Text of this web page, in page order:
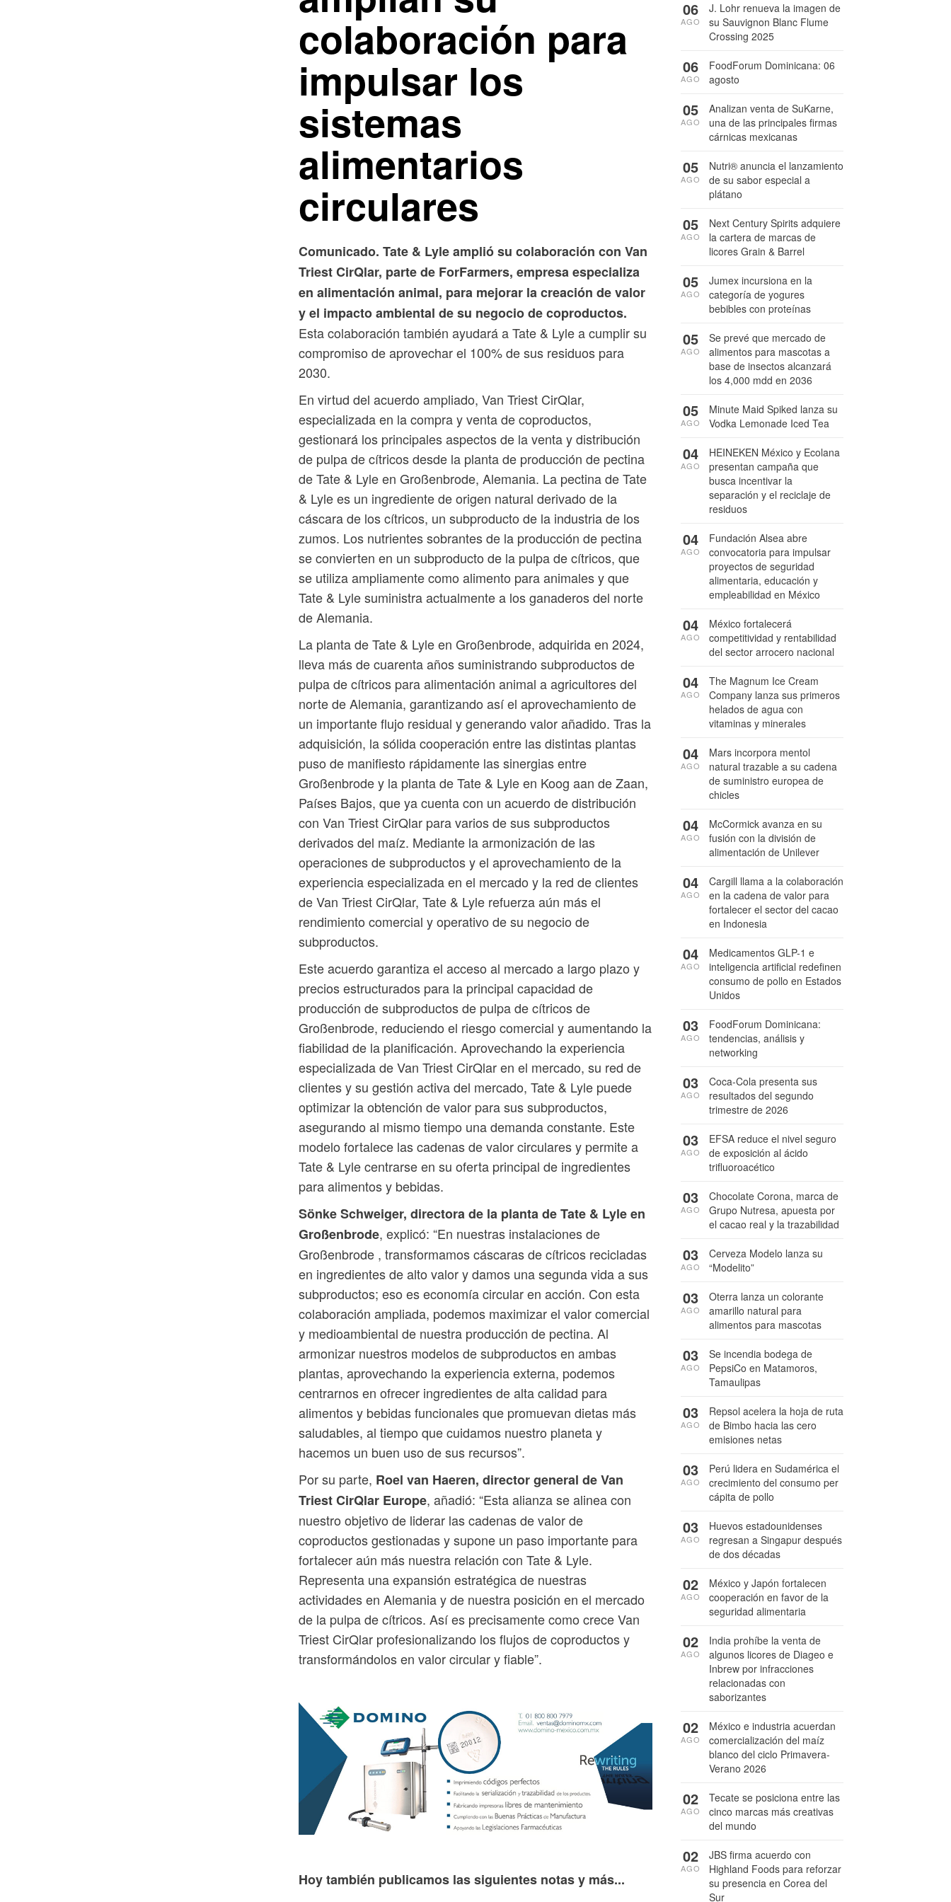
colaboración para
impulsar los
sistemas
alimentarios
circulares
Comunicado. Tate & Lyle amplió su colaboración con Van
Triest CirQlar, parte de ForFarmers, empresa especializa
en alimentación animal, para mejorar la creación de valor
y el impacto ambiental de su negocio de coproductos.
Esta colaboración también ayudará a Tate & Lyle a cumplir su
compromiso de aprovechar el 100% de sus residuos para
2030.
En virtud del acuerdo ampliado, Van Triest CirQlar,
especializada en la compra y venta de coproductos,
gestionará los principales aspectos de la venta y distribución
de pulpa de cítricos desde la planta de producción de pectina
de Tate & Lyle en Großenbrode, Alemania. La pectina de Tate
& Lyle es un ingrediente de origen natural derivado de la
cáscara de los cítricos, un subproducto de la industria de los
zumos. Los nutrientes sobrantes de la producción de pectina
se convierten en un subproducto de la pulpa de cítricos, que
se utiliza ampliamente como alimento para animales y que
Tate & Lyle suministra actualmente a los ganaderos del norte
de Alemania.
La planta de Tate & Lyle en Großenbrode, adquirida en 2024,
lleva más de cuarenta años suministrando subproductos de
pulpa de cítricos para alimentación animal a agricultores del
norte de Alemania, garantizando así el aprovechamiento de
un importante flujo residual y generando valor añadido. Tras la
adquisición, la sólida cooperación entre las distintas plantas
puso de manifiesto rápidamente las sinergias entre
Großenbrode y la planta de Tate & Lyle en Koog aan de Zaan,
Países Bajos, que ya cuenta con un acuerdo de distribución
con Van Triest CirQlar para varios de sus subproductos
derivados del maíz. Mediante la armonización de las
operaciones de subproductos y el aprovechamiento de la
experiencia especializada en el mercado y la red de clientes
de Van Triest CirQlar, Tate & Lyle refuerza aún más el
rendimiento comercial y operativo de su negocio de
subproductos.
Este acuerdo garantiza el acceso al mercado a largo plazo y
precios estructurados para la principal capacidad de
producción de subproductos de pulpa de cítricos de
Großenbrode, reduciendo el riesgo comercial y aumentando la
fiabilidad de la planificación. Aprovechando la experiencia
especializada de Van Triest CirQlar en el mercado, su red de
clientes y su gestión activa del mercado, Tate & Lyle puede
optimizar la obtención de valor para sus subproductos,
asegurando al mismo tiempo una demanda constante. Este
modelo fortalece las cadenas de valor circulares y permite a
Tate & Lyle centrarse en su oferta principal de ingredientes
para alimentos y bebidas.
Sönke Schweiger, directora de la planta de Tate & Lyle en
Großenbrode, explicó: “En nuestras instalaciones de
Großenbrode , transformamos cáscaras de cítricos recicladas
en ingredientes de alto valor y damos una segunda vida a sus
subproductos; eso es economía circular en acción. Con esta
colaboración ampliada, podemos maximizar el valor comercial
y medioambiental de nuestra producción de pectina. Al
armonizar nuestros modelos de subproductos en ambas
plantas, aprovechando la experiencia externa, podemos
centrarnos en ofrecer ingredientes de alta calidad para
alimentos y bebidas funcionales que promuevan dietas más
saludables, al tiempo que cuidamos nuestro planeta y
hacemos un buen uso de sus recursos”.
Por su parte, Roel van Haeren, director general de Van
Triest CirQlar Europe, añadió: “Esta alianza se alinea con
nuestro objetivo de liderar las cadenas de valor de
coproductos gestionadas y supone un paso importante para
fortalecer aún más nuestra relación con Tate & Lyle.
Representa una expansión estratégica de nuestras
actividades en Alemania y de nuestra posición en el mercado
de la pulpa de cítricos. Así es precisamente como crece Van
Triest CirQlar profesionalizando los flujos de coproductos y
transformándolos en valor circular y fiable”.
Hoy también publicamos las siguientes notas y más...
J. Lohr renueva la imagen de
su Sauvignon Blanc Flume
Crossing 2025
06
AGO
FoodForum Dominicana: 06
agosto
06
AGO
Analizan venta de SuKarne,
una de las principales firmas
cárnicas mexicanas
05
AGO
Nutri® anuncia el lanzamiento
de su sabor especial a
plátano
05
AGO
Next Century Spirits adquiere
la cartera de marcas de
licores Grain & Barrel
05
AGO
Jumex incursiona en la
categoría de yogures
bebibles con proteínas
05
AGO
Se prevé que mercado de
alimentos para mascotas a
base de insectos alcanzará
los 4,000 mdd en 2036
05
AGO
Minute Maid Spiked lanza su
Vodka Lemonade Iced Tea
05
AGO
HEINEKEN México y Ecolana
presentan campaña que
busca incentivar la
separación y el reciclaje de
residuos
04
AGO
Fundación Alsea abre
convocatoria para impulsar
proyectos de seguridad
alimentaria, educación y
empleabilidad en México
04
AGO
México fortalecerá
competitividad y rentabilidad
del sector arrocero nacional
04
AGO
The Magnum Ice Cream
Company lanza sus primeros
helados de agua con
vitaminas y minerales
04
AGO
Mars incorpora mentol
natural trazable a su cadena
de suministro europea de
chicles
04
AGO
McCormick avanza en su
fusión con la división de
alimentación de Unilever
04
AGO
Cargill llama a la colaboración
en la cadena de valor para
fortalecer el sector del cacao
en Indonesia
04
AGO
Medicamentos GLP-1 e
inteligencia artificial redefinen
consumo de pollo en Estados
Unidos
04
AGO
FoodForum Dominicana:
tendencias, análisis y
networking
03
AGO
Coca-Cola presenta sus
resultados del segundo
trimestre de 2026
03
AGO
EFSA reduce el nivel seguro
de exposición al ácido
trifluoroacético
03
AGO
Chocolate Corona, marca de
Grupo Nutresa, apuesta por
el cacao real y la trazabilidad
03
AGO
Cerveza Modelo lanza su
“Modelito”
03
AGO
Oterra lanza un colorante
amarillo natural para
alimentos para mascotas
03
AGO
Se incendia bodega de
PepsiCo en Matamoros,
Tamaulipas
03
AGO
Repsol acelera la hoja de ruta
de Bimbo hacia las cero
emisiones netas
03
AGO
Perú lidera en Sudamérica el
crecimiento del consumo per
cápita de pollo
03
AGO
Huevos estadounidenses
regresan a Singapur después
de dos décadas
03
AGO
México y Japón fortalecen
cooperación en favor de la
seguridad alimentaria
02
AGO
India prohíbe la venta de
algunos licores de Diageo e
Inbrew por infracciones
relacionadas con
saborizantes
02
AGO
México e industria acuerdan
comercialización del maíz
blanco del ciclo Primavera-
Verano 2026
02
AGO
Tecate se posiciona entre las
cinco marcas más creativas
del mundo
02
AGO
JBS firma acuerdo con
Highland Foods para reforzar
su presencia en Corea del
Sur
02
AGO